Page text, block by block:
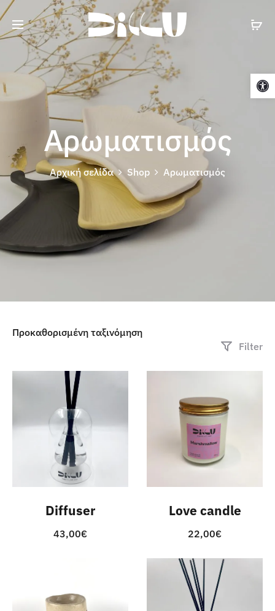
Cart
Αρωματισμός
Αρχική σελίδα Shop Αρωματισμός
Filter
Diffuser
43,00€
Love candle
22,00€
Ανοίξτε τη γραμμή εργαλείων